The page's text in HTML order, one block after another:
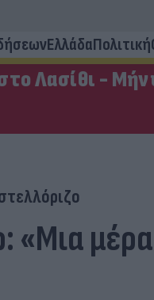
ΕλλάδαΠολιτική
Λασίθι -
«Μια